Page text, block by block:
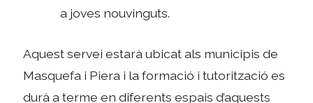
a joves nouvinguts.
Aquest servei estarà ubicat als municipis de
Masquefa i Piera i la formació i tutorització es
durà a terme en diferents espais d’aquests